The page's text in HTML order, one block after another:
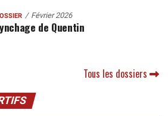
Février 2026
de Quentin
Tous les dossiers